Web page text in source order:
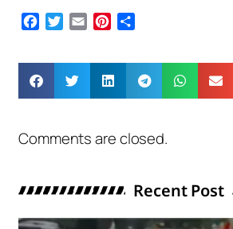
Facebook
Twitter
Email Pinterest
Comments are closed.
Recent Post